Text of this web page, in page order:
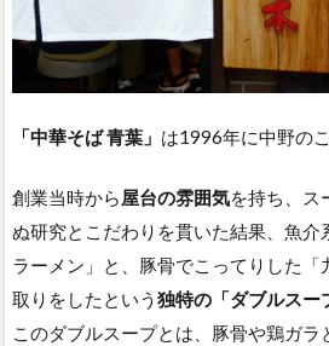
「中華そば 青葉」 は1996年に中野の
創業当時から屋台の雰囲気を持ち、ス
ぬ研究とこだわりを貫いた結果、魚介
ラーメン」と、豚骨でこってりした
取りをしたという 独特の「ダブルスー
このダブルスープとは、豚骨や鶏ガ